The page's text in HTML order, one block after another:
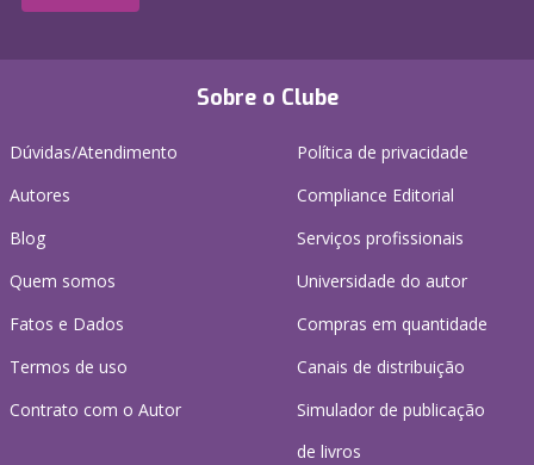
Sobre o Clube
Dúvidas/Atendimento
Autores
Blog
Quem somos
Fatos e Dados
Termos de uso
Contrato com o Autor
Política de privacidade
Compliance Editorial
Serviços profissionais
Universidade do autor
Compras em quantidade
Canais de distribuição
Simulador de publicação
de livros